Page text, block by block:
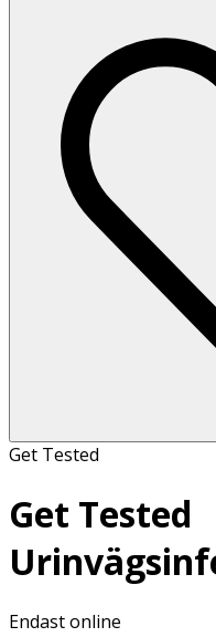
Get Tested
Get Tested
Endast online